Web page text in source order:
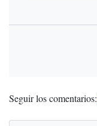
Seguir los comentarios: